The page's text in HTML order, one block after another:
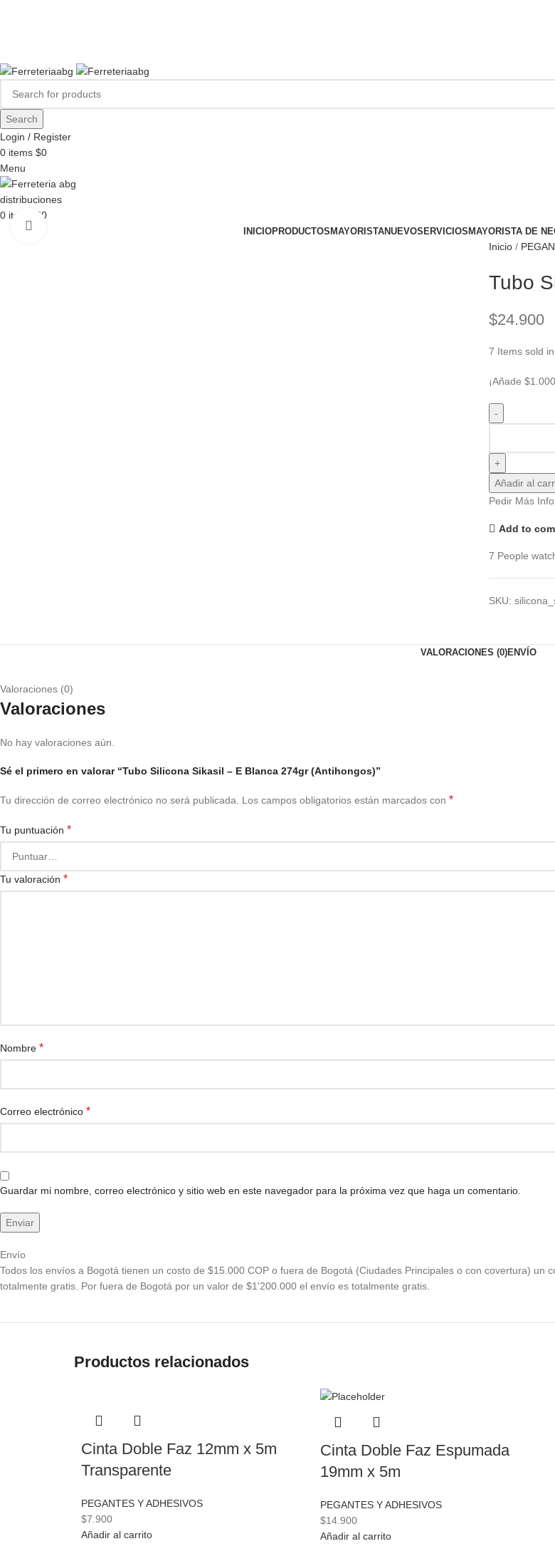
Search
Login / Register
0 items $0
Menu
0 items $0
INICIOPRODUCTOS MAYORISTANUEVOSERVICIOS MAYORISTA DE
Inicio
Tubo
$24.900
7 Items sold
¡Añade $
Añadir al
Pedir Más
Add to
7 People
SKU:
VALORACIONES (0)ENVÍO
Valoraciones (0)
Valoraciones
No hay valoraciones aún.
Sé el primero en valorar “Tubo Silicona Sikasil – E Blanca 274gr (Antihongos)”
Tu dirección de correo electrónico no será publicada. Los campos obligatorios están marcados con *
Tu puntuación *
Tu valoración *
Nombre *
Correo electrónico *
Guardar mi nombre, correo electrónico y sitio web en este navegador para la próxima vez que haga un comentario.
Envío
Todos los envíos a Bogotá tienen un costo de $15.000 COP o fuera de Bogotá (Ciudades Principales o con covertura)
totalmente gratis. Por fuera de Bogotá por un valor de $1'200.000 el envío es totalmente gratis.
Productos relacionados
Cinta Doble Faz 12mm x 5m
Transparente
PEGANTES Y ADHESIVOS
$7.900
Añadir al carrito
Cinta Doble Faz Espumada
19mm x 5m
PEGANTES Y ADHESIVOS
$14.900
Añadir al carrito